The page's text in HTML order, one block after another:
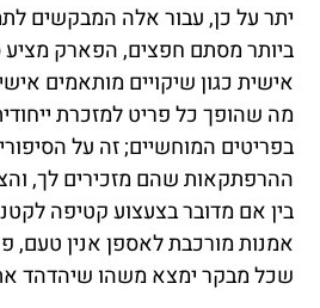
יתר על כן, עבור אלה המבקשים
ביותר מסתם חפצים, הפארק
אישית כגון שיקויים מותאמים
מה שהופך כל פריט למזכרת
בפריטים המוחשיים; זה על
ההרפתקאות שהם מזכירים לך,
בין אם מדובר בצעצוע קטיפה
אמנות מורכבת לאספן אנין
שכל מבקר ימצא משהו שיהדהד